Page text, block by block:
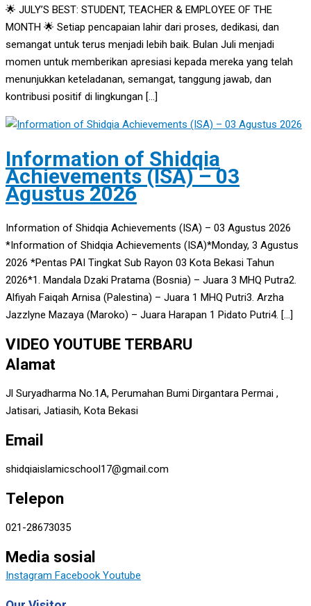
🌟 JULY’S BEST: STUDENT, TEACHER & EMPLOYEE OF THE
MONTH 🌟 Setiap pencapaian lahir dari proses, dedikasi, dan
semangat untuk terus menjadi lebih baik. Bulan Juli menjadi
momen untuk memberikan apresiasi kepada mereka yang telah
menunjukkan keteladanan, semangat, tanggung jawab, dan
kontribusi positif di lingkungan […]
Information of Shidqia
Achievements (ISA) – 03
Agustus 2026
Information of Shidqia Achievements (ISA) – 03 Agustus 2026
*Information of Shidqia Achievements (ISA)*Monday, 3 Agustus
2026 *Pentas PAI Tingkat Sub Rayon 03 Kota Bekasi Tahun
2026*1. Mandala Dzaki Pratama (Bosnia) – Juara 3 MHQ Putra2.
Alfiyah Faiqah Arnisa (Palestina) – Juara 1 MHQ Putri3. Arzha
Jazzlyne Mazaya (Maroko) – Juara Harapan 1 Pidato Putri4. […]
VIDEO YOUTUBE TERBARU
Alamat
Jl Suryadharma No.1A, Perumahan Bumi Dirgantara Permai ,
Jatisari, Jatiasih, Kota Bekasi
Email
shidqiaislamicschool17@gmail.com
Telepon
021-28673035
Media sosial
Instagram Facebook Youtube